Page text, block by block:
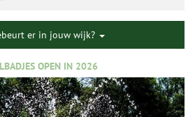
er in jouw wijk?
OPEN IN 2026